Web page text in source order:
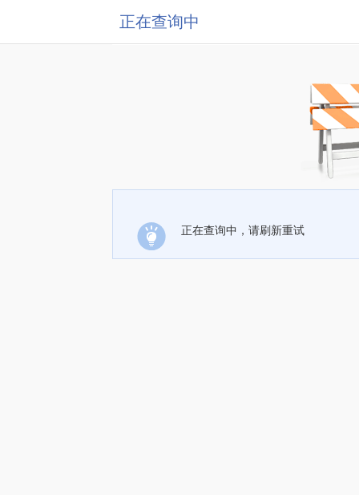
正在查询中
正在查询中，请刷新重试